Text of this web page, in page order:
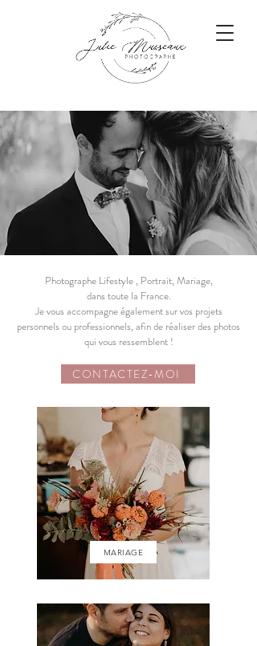
Photographe Lifestyle , Portrait, Mariage,
dans toute la France.
Je vous accompagne également sur vos projets
personnels ou professionnels, afin de réaliser des photos
qui vous ressemblent !
CONTACTEZ-MOI
MARIAGE